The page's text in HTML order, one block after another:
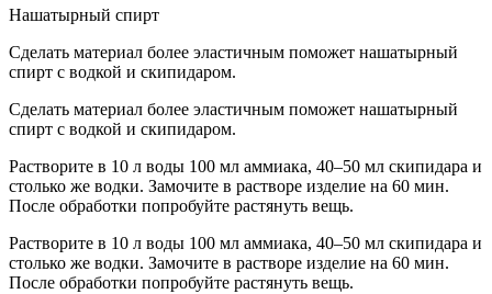
Нашатырный спирт
Сделать материал более эластичным поможет нашатырный
спирт с водкой и скипидаром.
Сделать материал более эластичным поможет нашатырный
спирт с водкой и скипидаром.
Растворите в 10 л воды 100 мл аммиака, 40–50 мл скипидара и
столько же водки. Замочите в растворе изделие на 60 мин.
После обработки попробуйте растянуть вещь.
Растворите в 10 л воды 100 мл аммиака, 40–50 мл скипидара и
столько же водки. Замочите в растворе изделие на 60 мин.
После обработки попробуйте растянуть вещь.